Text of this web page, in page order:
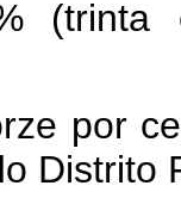
por
Distrito